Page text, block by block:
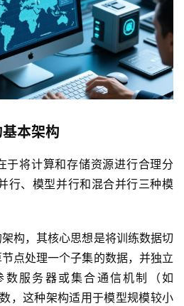
本架构
于将计算和存储资源进行合理分
行、模型并行和混合并行三种模
构，其核心思想是将训练数据切
点处理一个子集的数据，并独立
服务器或集合通信机制（如
，这种架构适用于模型规模较小